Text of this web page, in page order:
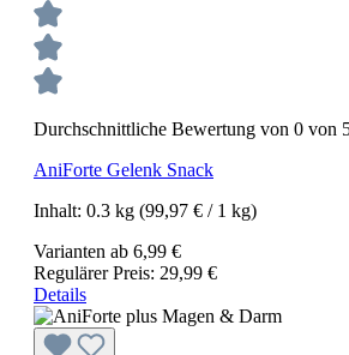
Durchschnittliche Bewertung von 0 von
AniForte Gelenk Snack
Inhalt: 0.3 kg (99,97 € / 1 kg)
Varianten ab 6,99 €
Regulärer Preis: 29,99 €
Details